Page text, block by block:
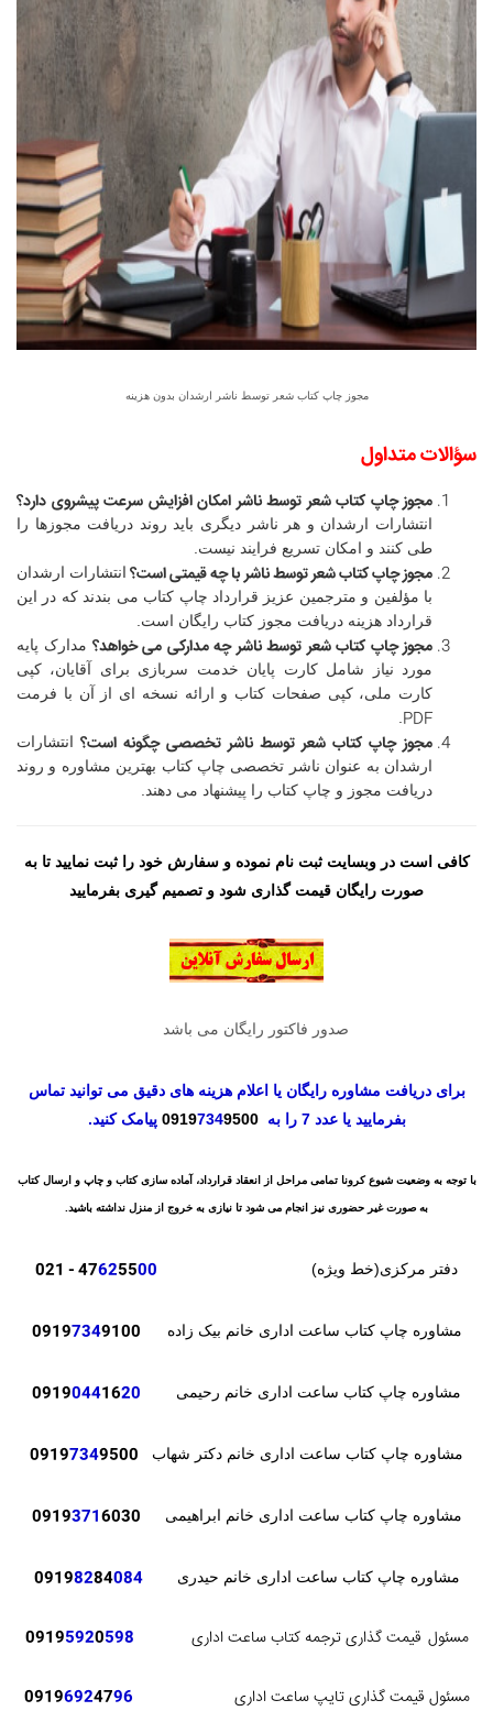
مجوز چاپ کتاب شعر توسط ناشر ارشدان بدون هزینه
سؤالات متداول
مجوز چاپ کتاب شعر توسط ناشرامکان افزایش سرعت پیشروی دارد؟
انتشارات ارشدان و هر ناشر دیگری باید روند دریافت مجوزها را
طی کنند و امکان تسریع فرایند نیست.
مجوز چاپ کتاب شعر توسط ناشربا چه قیمتی است؟ انتشارات ارشدان
با مؤلفین و مترجمین عزیز قرارداد چاپ کتاب می بندند که در این
قرارداد هزینه دریافت مجوز کتاب رایگان است.
مجوز چاپ کتاب شعر توسط ناشرچه مدارکی می خواهد؟ مدارک پایه
مورد نیاز شامل کارت پایان خدمت سربازی برای آقایان، کپی
کارت ملی، کپی صفحات کتاب و ارائه نسخه ای از آن با فرمت
PDF
مجوز چاپ کتاب شعر توسط ناشرتخصصی چگونه است؟ انتشارات
ارشدان به عنوان ناشر تخصصی چاپ کتاب بهترین مشاوره و روند
دریافت مجوز و چاپ کتاب را پیشنهاد می دهند.
کافی است در وبسایت ثبت نام نموده و سفارش خود را ثبت نمایید تا به
صورت رایگان قیمت گذاری شود و تصمیم گیری بفرمایید
صدور فاکتور رایگان می باشد
برای دریافت مشاوره رایگان یا اعلام هزینه های دقیق می توانید تماس
بفرمایید یا عدد 7 را به
09197349500 پیامک کنید.
با توجه به وضعیت شیوع کرونا تمامی مراحل از انعقاد قرارداد، آماده سازی کتاب و چاپ و ارسال کتاب
به صورت غیر حضوری نیز انجام می شود تا نیازی به خروج از منزل نداشته باشید.
دفتر مرکزی(خط ویژه) 47625500
- 021
مشاوره چاپ کتاب ساعت اداری خانم بیک زاده 09197349100
مشاوره چاپ کتاب ساعت اداری خانم رحیمی 09190441620
مشاوره چاپ کتاب ساعت اداری خانم دکتر شهاب 09197349500
مشاوره چاپ کتاب ساعت اداری خانم ابراهیمی 3716030
مشاوره چاپ کتاب ساعت اداری خانم حیدری 0919
8284084
مسئول قیمت گذاری ترجمه کتاب ساعت اداری 09195920598
مسئول قیمت گذاری تایپ ساعت اداری 09196924796